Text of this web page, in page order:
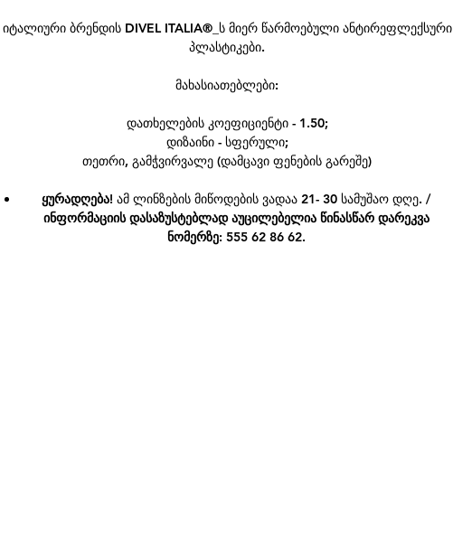
იტალიური ბრენდის DIVEL ITALIA®_ს მიერ წარმოებული ანტირეფლექსური
პლასტიკები.
მახასიათებლები:
დათხელების კოეფიციენტი - 1.50;
დიზაინი - სფერული;
თეთრი, გამჭვირვალე (დამცავი ფენების გარეშე)
ყურადღება! ამ ლინზების მიწოდების ვადაა 21- 30 სამუშაო დღე. /
ინფორმაციის დასაზუსტებლად აუცილებელია წინასწარ დარეკვა
ნომერზე: 555 62 86 62.